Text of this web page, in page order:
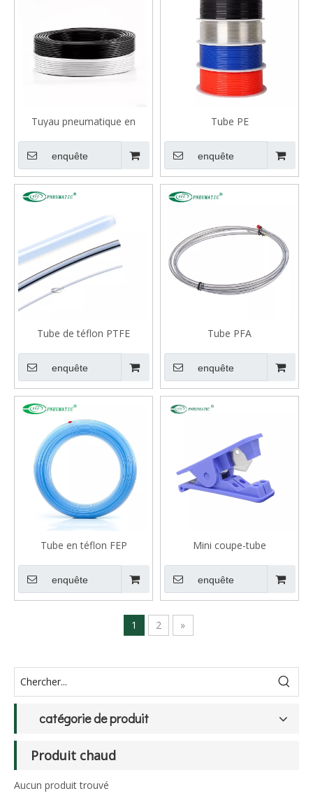
Tuyau pneumatique en
enquête
Tube PE
enquête
Tube de téflon PTFE
enquête
Tube PFA
enquête
Tube en téflon FEP
enquête
Mini coupe-tube
Portable, PU, ​​PE, PVC, PA,
tuyau en Nylon, 3-16mm
enquête
1 2 »
catégorie de produit
Produit chaud
Aucun produit trouvé